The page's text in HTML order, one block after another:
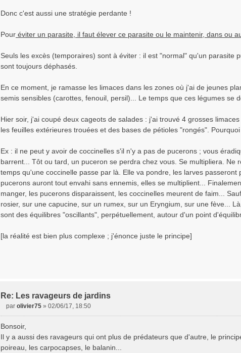
Donc c'est aussi une stratégie perdante !
Pour éviter un parasite, il faut élever ce parasite ou le maintenir, dans ou
Seuls les excès (temporaires) sont à éviter : il est "normal" qu'un parasite
sont toujours déphasés.
En ce moment, je ramasse les limaces dans les zones où j'ai de jeunes
semis sensibles (carottes, fenouil, persil)... Le temps que ces légumes se
Hier soir, j'ai coupé deux cageots de salades : j'ai trouvé 4 grosses
les feuilles extérieures trouées et des bases de pétioles "rongés".
Ex : il ne peut y avoir de coccinelles s'il n'y a pas de pucerons ; vous
barrent... Tôt ou tard, un puceron se perdra chez vous. Se multipliera. Ne
temps qu'une coccinelle passe par là. Elle va pondre, les larves
pucerons auront tout envahi sans ennemis, elles se multiplient...
manger, les pucerons disparaissent, les coccinelles meurent de faim...
rosier, sur une capucine, sur un rumex, sur un Eryngium, sur une fève...
sont des équilibres "oscillants", perpétuellement, autour d'un point
[la réalité est bien plus complexe ; j'énonce juste le principe]
Re: Les ravageurs de jardins
s
s
a
par olivier75 » 02/06/17, 18:50
Bonsoir,
Il y a aussi des ravageurs qui ont plus de prédateurs que d'autre, le
poireau, les carpocapses, le balanin...